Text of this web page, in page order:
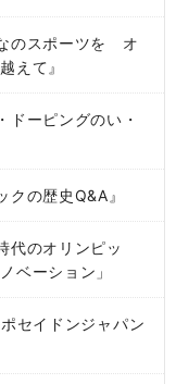
のスポーツを オ
えて』
ーピングのい・
の歴史Q&A』
のオリンピッ
ベーション」
セイドンジャパン